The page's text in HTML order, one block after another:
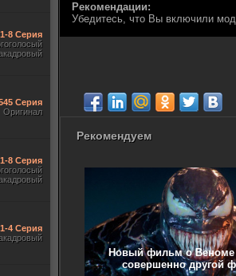
Рекомендации:
Убедитесь, что Вы включили
Рекомендуем
Новый фильм о Веноме
совершенно другой
1-8 Серия
Серия
Оригинал
1-8 Серия
1-4 Серия